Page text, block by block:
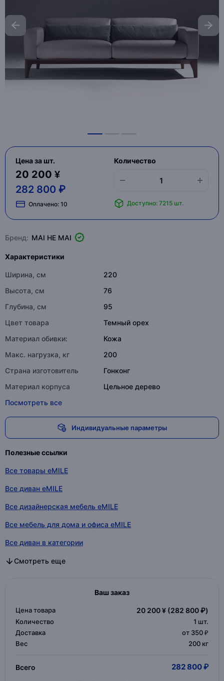
Цена за шт.
20 200 ¥
282 800 ₽
Оплачено: 10
Количество
Доступно: 7215 шт.
Бренд: MAI HE MAI
Характеристики
Ширина, см
220
Высота, см
76
Глубина, см
95
Цвет товара
Темный орех
Материал обивки:
Кожа
Макс. нагрузка, кг
200
Страна изготовитель
Гонконг
Материал корпуса
Цельное дерево
Посмотреть все
Индивидуальные параметры
Полезные ссылки
Все товары eMILE
Все диван eMILE
Все дизайнерская мебель eMILE
Все мебель для дома и офиса eMILE
Все диван в категории
Все дизайнерская мебель в категории
Все мебель для дома и офиса в категории
Смотреть еще
Ваш заказ
Цена товара 20 200 ¥ (282 800 ₽)
Количество 1 шт.
Доставка
от 350 ₽
Вес
200 кг
Всего 282 800 ₽